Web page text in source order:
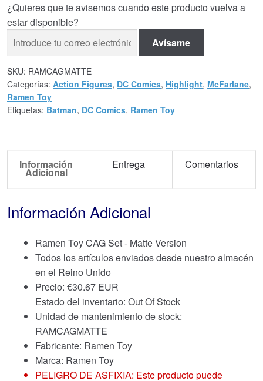
¿Quieres que te avisemos cuando este producto vuelva a
estar disponible?
Avísame
SKU: RAMCAGMATTE
Categorías: Action Figures, DC Comics, Highlight, McFarlane,
Ramen Toy
Etiquetas: Batman, DC Comics, Ramen Toy
Información
Adicional
Entrega Comentarios
Información Adicional
Ramen Toy CAG Set - Matte Version
Todos los artículos enviados desde nuestro almacén
en el Reino Unido
Precio: €30.67 EUR
Estado del inventario: Out Of Stock
Unidad de mantenimiento de stock:
RAMCAGMATTE
Fabricante: Ramen Toy
Marca: Ramen Toy
PELIGRO DE ASFIXIA: Este producto puede